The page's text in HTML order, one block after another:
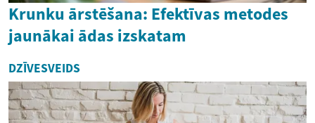
Krunku ārstēšana: Efektīvas metodes
jaunākai ādas izskatam
DZĪVESVEIDS